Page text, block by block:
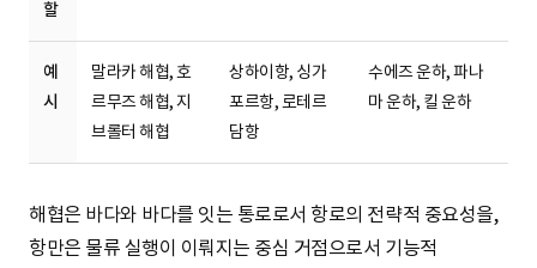
할
예
시
말라카 해협, 호
르무즈 해협,지
브롤터 해협
상하이항, 싱가
포르항,로테르
담항
수에즈 운하, 파나
마 운하, 킬 운하
해협은 바다와 바다를 잇는 통로로서 항로의 전략적 중요성을,
항만은 물류 실행이 이뤄지는 중심 거점으로서 기능적